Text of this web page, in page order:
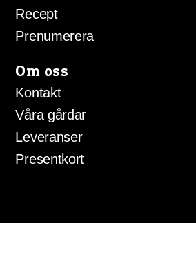
Recept
Prenumerera
Om oss
Kontakt
Våra gårdar
Leveranser
Presentkort